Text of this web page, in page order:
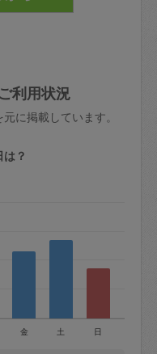
ンセル＝依頼
前9時開始の場
で＝依頼金額の
ンセル＝依頼
外となるので
ださい：初めて
利用状況
に掲載しています。
？
金 土 日